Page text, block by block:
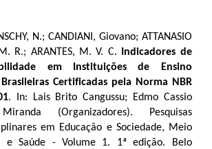
N.; CANDIANI, Giovano; ATTANASIO
R.; ARANTES, M. V. C.
Indicadores de
em Instituições de Ensino
Certificadas pela Norma NBR
. In: Lais Brito Cangussu; Edmo Cassio
(Organizadores). Pesquisas
em Educação e Sociedade, Meio
e Saúde - Volume 1. 1ª edição. Belo